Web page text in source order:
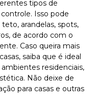
tipos de
Isso pode
arandelas, spots,
de acordo com o
Caso queira mais
saiba que é ideal
residenciais,
Não deixe de
para casas e outras